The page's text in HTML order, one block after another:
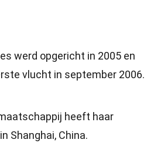
werd opgericht in 2005 en
vlucht in september 2006.
heeft haar
Shanghai, China.